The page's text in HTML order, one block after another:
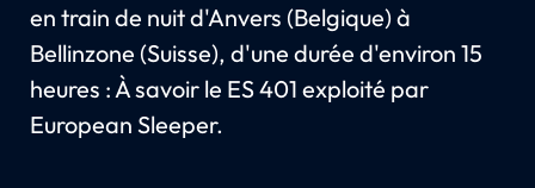
en train de nuit d'Anvers (Belgique) à
Bellinzone (Suisse), d'une durée d'environ 15
heures : À savoir le ES 401 exploité par
European Sleeper.